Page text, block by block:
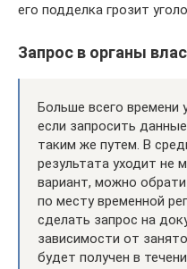
его подделка грозит
Запрос в органы
Больше всего времени
если запросить
таким же путем. В
результата уходит не
вариант, можно
по месту временной
сделать запрос на
зависимости от
будет получен в